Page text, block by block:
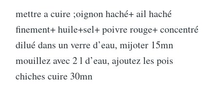
mettre a cuire ;oignon haché+ ail haché
finement+ huile+sel+ poivre rouge+ concentré
dilué dans un verre d’eau, mijoter 15mn
mouillez avec 2 l d’eau, ajoutez les pois
chiches cuire 30mn